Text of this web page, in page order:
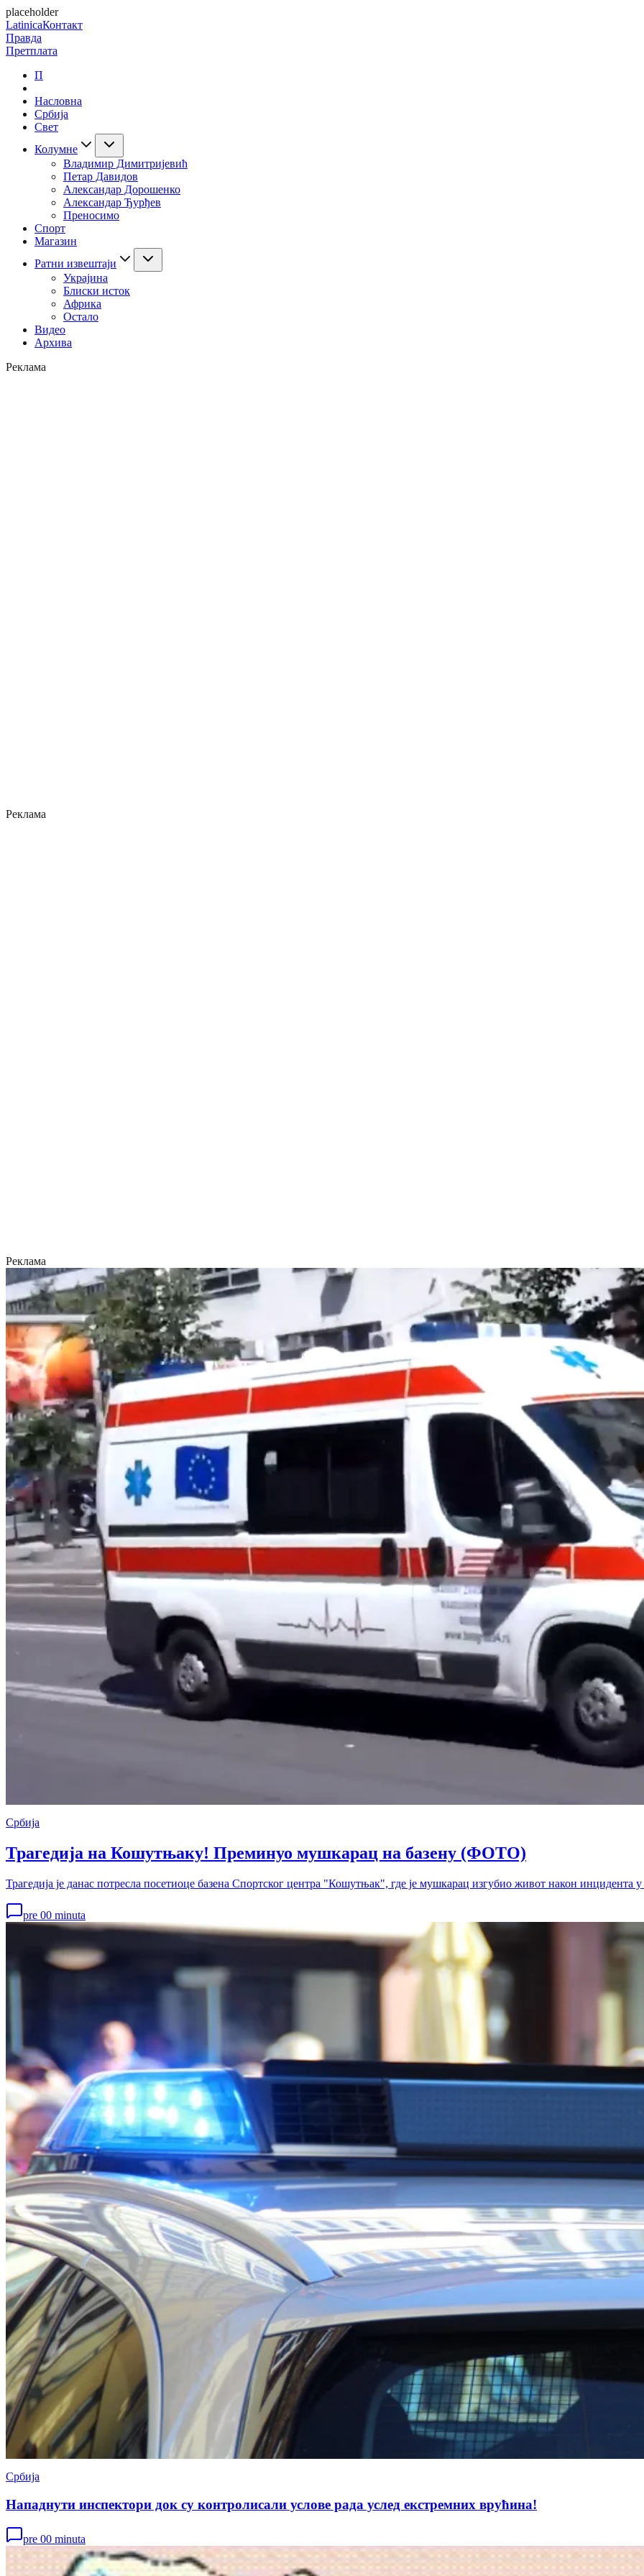
placeholder
LatinicaКонтакт
Правда
Претплата
П
Насловна
Србија
Свет
Колумне
Владимир Димитријевић
Петар Давидов
Александар Дорошенко
Александар Ђурђев
Преносимо
Спорт
Магазин
Ратни извештаји
Украјина
Блиски исток
Африка
Остало
Видео
Архива
Реклама
Реклама
Реклама
Србија
Трагедија на Кошутњаку! Преминуо мушкарац на базену (ФОТО)
Трагедија је данас потресла посетиоце базена Спортског центра "Кошутњак", где је мушкарац изгубио живот након инцидента
pre 00 minuta
Србија
Нападнути инспектори док су контролисали услове рада услед екстремних врућина!
pre 00 minuta